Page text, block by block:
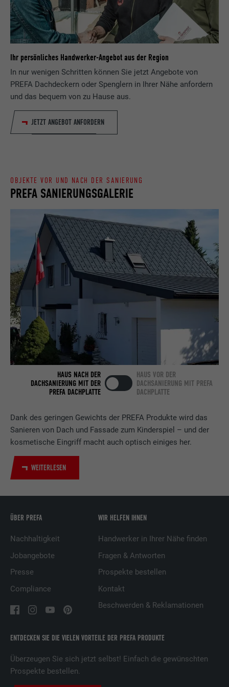
Ihr persönliches Handwerker-Angebot aus der Region
In nur wenigen Schritten können Sie jetzt Angebote von
PREFA Dachdeckern oder Spenglern in Ihrer Nähe anfordern
und das bequem von zu Hause aus.
JETZT ANGEBOT ANFORDERN
Dank des geringen Gewichts der PREFA Produkte wird das
Sanieren von Dach und Fassade zum Kinderspiel – und der
kosmetische Eingriff macht auch optisch einiges her.
WEITERLESEN
PREFA SANIERUNGSGALERIE
OBJEKTE VOR UND NACH DER SANIERUNG
HAUS NACH DER
DACHSANIERUNG MIT DER
PREFA DACHPLATTE
HAUS VOR DER
DACHSANIERUNG MIT PREFA
DACHPLATTE
ENTDECKEN SIE DIE VIELEN VORTEILE DER PREFA PRODUKTE
Überzeugen Sie sich jetzt selbst! Einfach die gewünschten
Prospekte bestellen.
ÜBER PREFA
Nachhaltigkeit
Jobangebote
Presse
Compliance
WIR HELFEN IHNEN
Handwerker in Ihrer Nähe finden
Fragen & Antworten
Prospekte bestellen
Kontakt
Beschwerden & Reklamationen
Zweck
wird, um statistische Daten dazu, wieder
Besucher die Website nutzt, zu generieren.
Anbieter Google Optimize
Laufzeit 90 Tage
Zweck
Wird testweise gesetzt, um zu prüfen, ob
Anbieter ads.linkedin.com
Laufzeit Sitzung
Zweck
Speichert die vom Benutzer ausgewählte
Sprach version einer Webseite.
Name lang
Anbieter LinkedIn
Zweck
Webseite ein eingebettetes "Folgen Sie
uns"-Fenster enthält.
Name bcookie
Anbieter LinkedIn
Laufzeit 2 Jahre
Zweck
Verwendet vom Social-Networking-Dienst
LinkedIn für die Verfolgung der
Verwendung von eingebetteten
Dienstleistungen.
Name bscookie
Anbieter LinkedIn
Verwendet vom Social-Networking-Dienst
LinkedIn für die Verfolgung der
Verwendung von eingebetteten
Zweck
Wird verwendet, um Besucher auf
relevante Werbung basierend auf den
Präferenzen des Besuchers zu
Anbieter LinkedIn